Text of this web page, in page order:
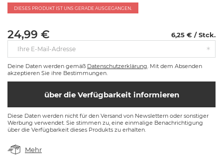
DIESES PRODUKT IST UNS GERADE AUSGEGANGEN.
24,99 € 6,25 € / Stck.
Ihre E-Mail-Adresse
Deine Daten werden gemäß Datenschutzerklärung. Mit dem Absenden
akzeptieren Sie ihre Bestimmungen.
über die Verfügbarkeit informieren
Diese Daten werden nicht für den Versand von Newslettern oder sonstiger
Werbung verwendet. Sie stimmen zu, eine einmalige Benachrichtigung
über die Verfügbarkeit dieses Produkts zu erhalten.
Mehr